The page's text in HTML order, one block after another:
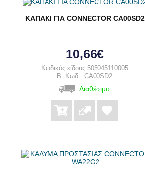
ΚΑΠΑΚΙ ΓΙΑ CONNECTOR CA00SD2
10,66€
Κωδικός είδους:505045110005
B. Κωδ.: CA00SD2
Διαθέσιμο